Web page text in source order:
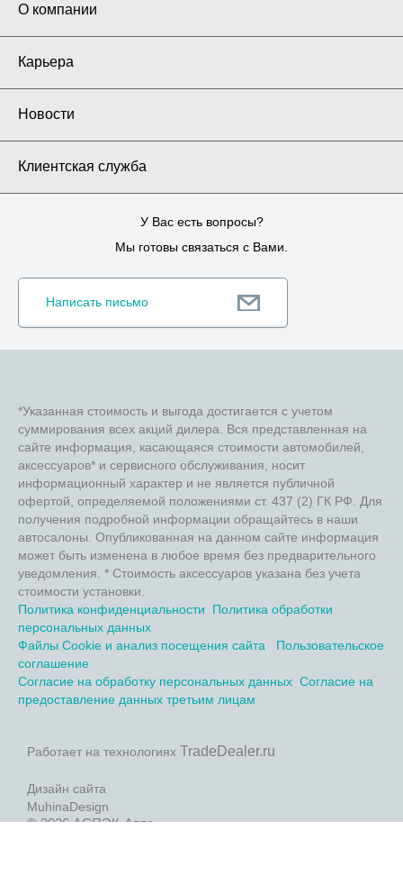
О компании
Карьера
Новости
Клиентская служба
У Вас есть вопросы?
Мы готовы связаться с Вами.
Написать письмо
*Указанная стоимость и выгода достигается с учетом
суммирования всех акций дилера. Вся представленная на
сайте информация, касающаяся стоимости автомобилей,
аксессуаров* и сервисного обслуживания, носит
информационный характер и не является публичной
офертой, определяемой положениями ст. 437 (2) ГК РФ. Для
получения подробной информации обращайтесь в наши
автосалоны. Опубликованная на данном сайте информация
может быть изменена в любое время без предварительного
уведомления. * Стоимость аксессуаров указана без учета
стоимости установки.
Политика конфиденциальности
Политика обработки
персональных данных
Файлы Cookie и анализ посещения сайта
Пользовательское
соглашение
Согласие на обработку персональных данных Согласие на
предоставление данных третьим лицам
Работает на технологиях TradeDealer.ru
Дизайн сайта
MuhinaDesign
© 2026 АСПЭК-Авто